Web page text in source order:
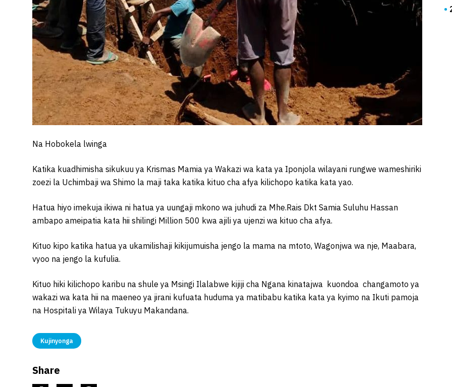
Na Hobokela lwinga
Katika kuadhimisha sikukuu ya Krismas Mamia ya Wakazi wa kata ya Iponjola wilayani rungwe wameshiriki
zoezi la Uchimbaji wa Shimo la maji taka katika kituo cha afya kilichopo katika kata yao.
Hatua hiyo imekuja ikiwa ni hatua ya uungaji mkono wa juhudi za Mhe.Rais Dkt Samia Suluhu Hassan
ambapo ameipatia kata hii shilingi Million 500 kwa ajili ya ujenzi wa kituo cha afya.
Kituo kipo katika hatua ya ukamilishaji kikijumuisha jengo la mama na mtoto, Wagonjwa wa nje, Maabara,
vyoo na jengo la kufulia.
Kituo hiki kilichopo karibu na shule ya Msingi Ilalabwe kijiji cha Ngana kinatajwa kuondoa changamoto ya
wakazi wa kata hii na maeneo ya jirani kufuata huduma ya matibabu katika kata ya kyimo na Ikuti pamoja
na Hospitali ya Wilaya Tukuyu Makandana.
Kujinyonga
Share